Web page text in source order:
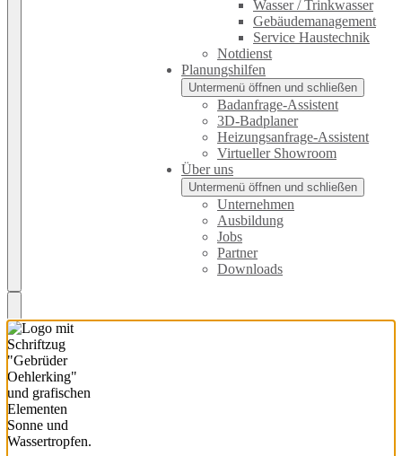
Wasser / Trinkwasser
Gebäudemanagement
Service Haustechnik
Notdienst
Planungshilfen
Untermenü öffnen und schließen
Badanfrage-Assistent
3D-Badplaner
Heizungsanfrage-Assistent
Virtueller Showroom
Über uns
Untermenü öffnen und schließen
Unternehmen
Ausbildung
Jobs
Partner
Downloads